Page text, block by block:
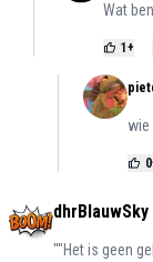
Wat
1 +
wie
0
dhrBlauwSky
""Het is geen